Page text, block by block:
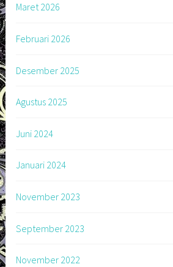
Maret 2026
Februari 2026
Desember 2025
Agustus 2025
Juni 2024
Januari 2024
November 2023
September 2023
November 2022